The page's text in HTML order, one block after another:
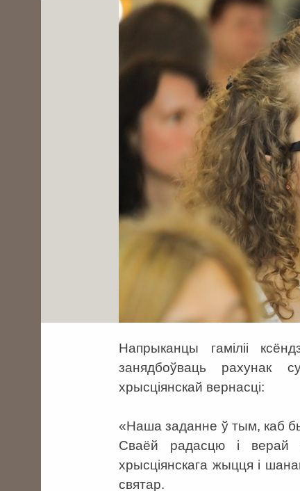
Напрыканцы гаміліі
занядбоўваць рахунак
хрысціянскай вернасці:
«Наша заданне ў тым, каб
Сваёй радасцю і верай
хрысціянскага жыцця і
святар.